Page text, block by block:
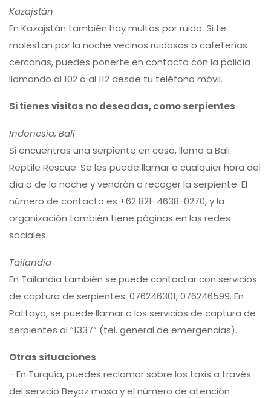
Kazajstán
En Kazajstán también hay multas por ruido. Si te
molestan por la noche vecinos ruidosos o cafeterías
cercanas, puedes ponerte en contacto con la policía
llamando al 102 o al 112 desde tu teléfono móvil.
Si tienes visitas no deseadas, como serpientes
Indonesia, Bali
Si encuentras una serpiente en casa, llama a Bali
Reptile Rescue. Se les puede llamar a cualquier hora del
día o de la noche y vendrán a recoger la serpiente. El
número de contacto es +62 821-4638-0270, y la
organización también tiene páginas en las redes
sociales.
Tailandia
En Tailandia también se puede contactar con servicios
de captura de serpientes: 076246301, 076246599. En
Pattaya, se puede llamar a los servicios de captura de
serpientes al “1337” (tel. general de emergencias).
Otras situaciones
- En Turquía, puedes reclamar sobre los taxis a través
del servicio Beyaz masa y el número de atención